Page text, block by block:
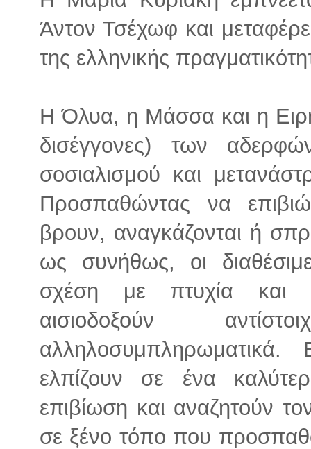
Άντον Τσέχωφ και
της ελληνικής
Η Όλυα, η Μάσσα και η
δισέγγονες) των
σοσιαλισμού και
Προσπαθώντας να
βρουν, αναγκάζονται ή
ως συνήθως, οι
σχέση με πτυχία και
αισιοδοξούν
αλληλοσυμπληρωματικά.
ελπίζουν σε ένα
επιβίωση και αναζητούν
σε ξένο τόπο που